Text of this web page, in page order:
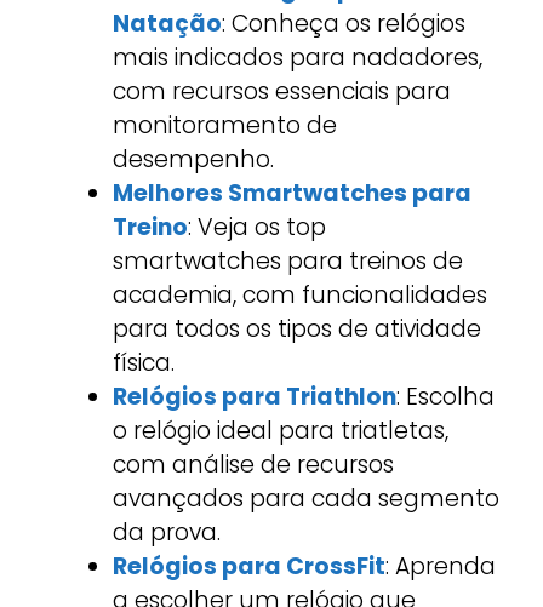
Natação: Conheça os relógios
mais indicados para nadadores,
com recursos essenciais para
monitoramento de
desempenho.
Melhores Smartwatches para
Treino: Veja os top
smartwatches para treinos de
academia, com funcionalidades
para todos os tipos de atividade
física.
Relógios para Triathlon: Escolha
o relógio ideal para triatletas,
com análise de recursos
avançados para cada segmento
da prova.
Relógios para CrossFit: Aprenda
a escolher um relógio que